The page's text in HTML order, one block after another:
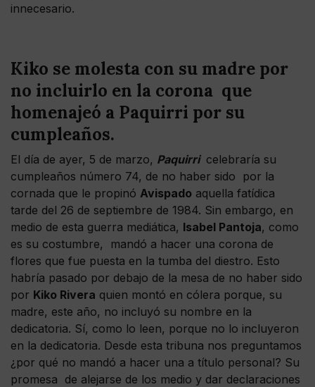
innecesario.
Kiko se molesta con su madre por
no incluirlo en la corona que
homenajeó a Paquirri por su
cumpleaños.
El día de ayer, 5 de marzo, Paquirri celebraría su
cumpleaños número 74, de no haber sido por la
cornada que le propinó Avispado aquella fatídica
tarde del 26 de septiembre de 1984. Sin embargo, en
medio de esta guerra mediática, Isabel Pantoja, como
es su costumbre, mandó a hacer una corona de
flores que fue puesta en la tumba del diestro. Esto
habría pasado por debajo de la mesa de no haber sido
por Kiko Rivera quien montó en cólera porque, su
madre, este año, no incluyó su nombre en la
dedicatoria. Sí, como lo leen, porque no lo incluyeron
en la dedicatoria. Desde esta tribuna nos preguntamos
¿por qué no mandó a hacer una a título personal? Su
promesa de alejarse de los medio y dar declaraciones